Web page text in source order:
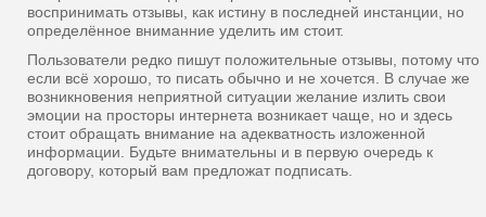
воспринимать отзывы, как истину в последней инстанции, но
определённое вниманние уделить им стоит.
Пользователи редко пишут положительные отзывы, потому что
если всё хорошо, то писать обычно и не хочется. В случае же
возникновения неприятной ситуации желание излить свои
эмоции на просторы интернета возникает чаще, но и здесь
стоит обращать внимание на адекватность изложенной
информации. Будьте внимательны и в первую очередь к
договору, который вам предложат подписать.